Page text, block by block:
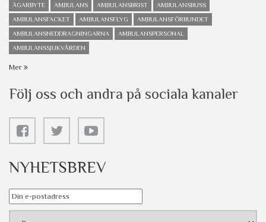
ÄGARBYTE AMBULANS AMBULANSBRIST
AMBULANSBUSS
AMBULANSFACKET
AMBULANSFLYG
AMBULANSFÖRBUNDET
AMBULANSNEDDRAGNINGARNA
AMBULANSPERSONAL
AMBULANSSJUKVÅRDEN
Mer
Följ oss och andra på sociala kanaler
NYHETSBREV